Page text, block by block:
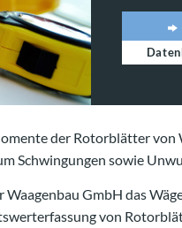
der Rotorblätter von
Schwingungen sowie
GmbH das
von